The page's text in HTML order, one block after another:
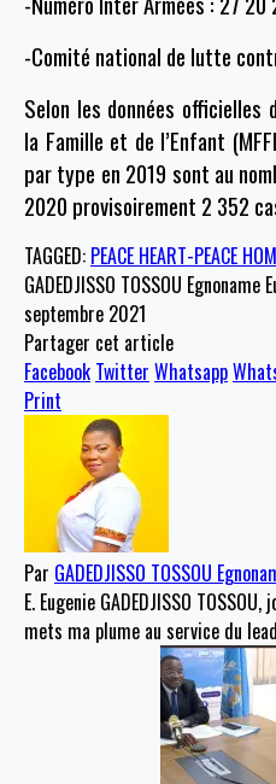
-Comité national de lutte
Selon les données officielles
la Famille et de l’Enfant
par type en 2019 sont au
2020 provisoirement 2 352
TAGGED: PEACE HEART-PEACE
GADEDJISSO TOSSOU Egnoname
septembre 2021
Partager cet article
Facebook Twitter Whatsapp
Print
Par GADEDJISSO TOSSOU
E. Eugenie GADEDJISSO
mets ma plume au service du